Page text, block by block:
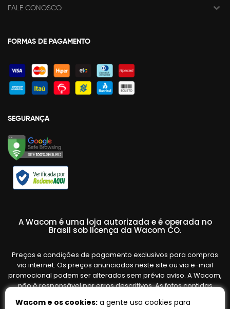
FALE CONOSCO
FORMAS DE PAGAMENTO
SEGURANÇA
A Wacom é uma loja autorizada e é operada no
Brasil sob licença da Wacom CO.
Preços e condições de pagamento exclusivos para compras
via internet. Os preços anunciados neste site ou via e-mail
promocional podem ser alterados sem prévio aviso. A Wacom,
não é responsável por erros descritivos. As fotos contidas
variar de acordo com o fornecedor/lote do fabricante. Ofertas
Wacom e os cookies: a gente usa cookies para